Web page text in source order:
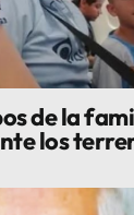
de la
los